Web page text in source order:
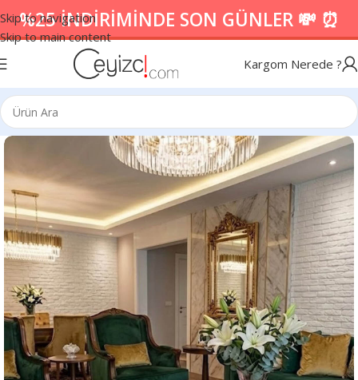
Skip to navigation
Skip to main content
%25 İNDİRİMİNDE SON GÜNLER 💸 ⏰
Kargom Nerede ?